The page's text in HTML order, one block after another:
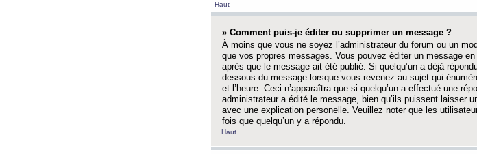
Haut
» Comment puis-je éditer ou supprimer un message ?
À moins que vous ne soyez l’administrateur du forum ou un
que vos propres messages. Vous pouvez éditer un message
après que le message ait été publié. Si quelqu’un a déjà
dessous du message lorsque vous revenez au sujet qui
et l’heure. Ceci n’apparaîtra que si quelqu’un a effectué une
administrateur a édité le message, bien qu’ils puissent laisser
avec une explication personelle. Veuillez noter que les
fois que quelqu’un y a répondu.
Haut